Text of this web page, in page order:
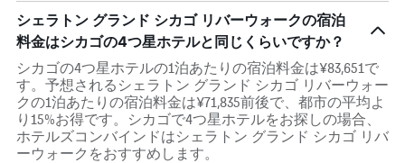
シェラトン グランド シカゴ リバーウォークの宿泊
料金はシカゴの4つ星ホテルと同じくらいですか？
シカゴの4つ星ホテルの1泊あたりの宿泊料金は¥83,651で
す。予想されるシェラトン グランド シカゴ リバーウォー
クの1泊あたりの宿泊料金は¥71,835前後で、都市の平均よ
り15%お得です。シカゴで4つ星ホテルをお探しの場合、
ホテルズコンバインドはシェラトン グランド シカゴ リバ
ーウォークをおすすめします。